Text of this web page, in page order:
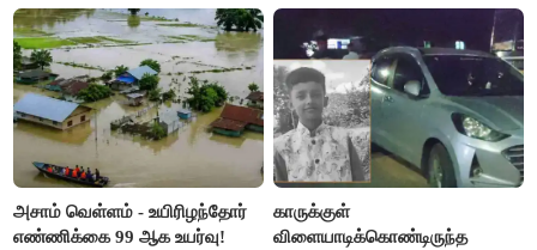
அசாம் வெள்ளம் - உயிரிழந்தோர்
எண்ணிக்கை 99 ஆக உயர்வு!
காருக்குள்
விளையாடிக்கொண்டிருந்த